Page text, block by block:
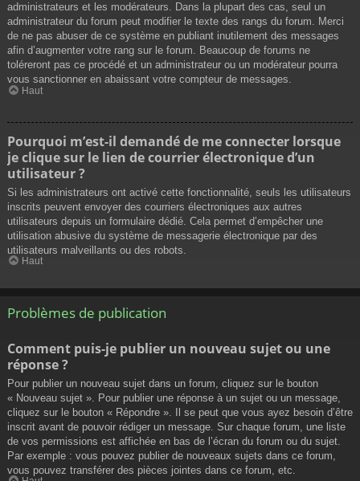
administrateurs et les modérateurs. Dans la plupart des cas, seul un
administrateur du forum peut modifier le texte des rangs du forum. Merci
de ne pas abuser de ce système en publiant inutilement des messages
afin d’augmenter votre rang sur le forum. Beaucoup de forums ne
toléreront pas ce procédé et un administrateur ou un modérateur pourra
vous sanctionner en abaissant votre compteur de messages.
Haut
Pourquoi m’est-il demandé de me connecter lorsque
je clique sur le lien de courrier électronique d’un
utilisateur ?
Si les administrateurs ont activé cette fonctionnalité, seuls les utilisateurs
inscrits peuvent envoyer des courriers électroniques aux autres
utilisateurs depuis un formulaire dédié. Cela permet d’empêcher une
utilisation abusive du système de messagerie électronique par des
utilisateurs malveillants ou des robots.
Haut
Problèmes de publication
Comment puis-je publier un nouveau sujet ou une
réponse ?
Pour publier un nouveau sujet dans un forum, cliquez sur le bouton
« Nouveau sujet ». Pour publier une réponse à un sujet ou un message,
cliquez sur le bouton « Répondre ». Il se peut que vous ayez besoin d’être
inscrit avant de pouvoir rédiger un message. Sur chaque forum, une liste
de vos permissions est affichée en bas de l’écran du forum ou du sujet.
Par exemple : vous pouvez publier de nouveaux sujets dans ce forum,
vous pouvez transférer des pièces jointes dans ce forum, etc.